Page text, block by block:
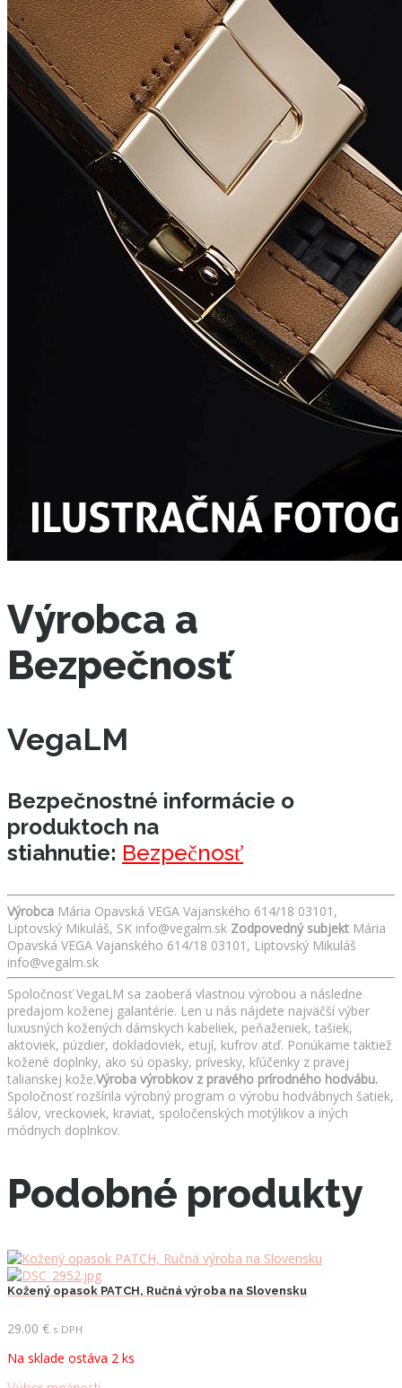
Výrobca a
Bezpečnosť
VegaLM
Bezpečnostné informácie o
produktoch na
stiahnutie: Bezpečnosť
Výrobca Mária Opavská VEGA Vajanského 614/18 03101,
Liptovský Mikuláš, SK info@vegalm.sk Zodpovedný subjekt Mária
Opavská VEGA Vajanského 614/18 03101, Liptovský Mikuláš
info@vegalm.sk
Spoločnosť VegaLM sa zaoberá vlastnou výrobou a následne
predajom koženej galantérie. Len u nás nájdete najväčší výber
luxusných kožených dámskych kabeliek, peňaženiek, tašiek,
aktoviek, púzdier, dokladoviek, etují, kufrov atď. Ponúkame taktiež
kožené doplnky, ako sú opasky, prívesky, kľúčenky z pravej
talianskej kože.Výroba výrobkov z pravého prírodného hodvábu.
Spoločnosť rozšírila výrobný program o výrobu hodvábnych šatiek,
šálov, vreckoviek, kraviat, spoločenských motýlikov a iných
módnych doplnkov.
Podobné produkty
Kožený opasok PATCH, Ručná výroba na Slovensku
29.00 € s DPH
Na sklade ostáva 2 ks